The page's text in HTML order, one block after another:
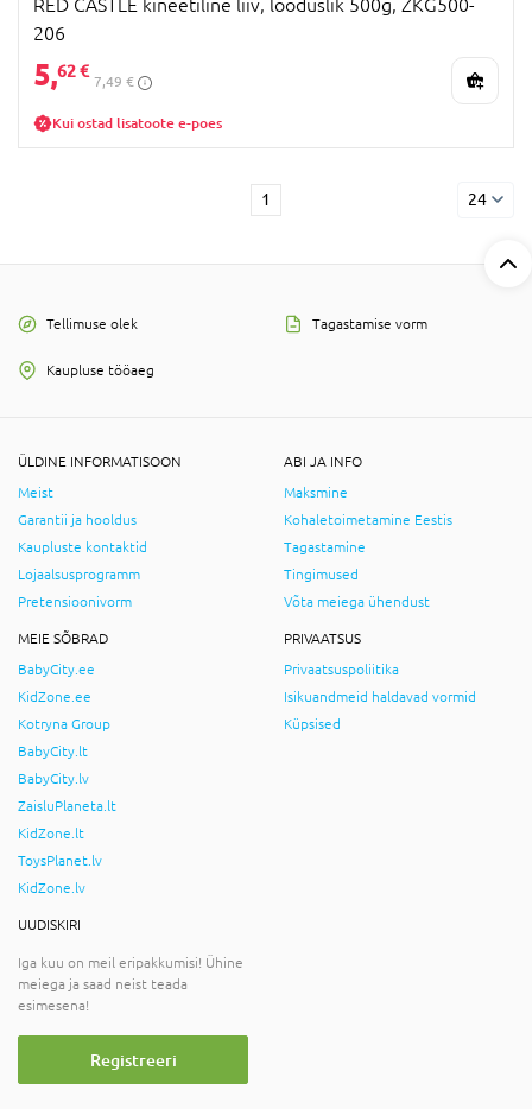
RED CASTLE kineetiline liiv, looduslik 500g, ZKG500-
206
5,62 €
7,49 €
Kui ostad lisatoote e-poes
1 24
Tellimuse olek Tagastamise vorm
Kaupluse tööaeg
ÜLDINE INFORMATISOON
Meist
Garantii ja hooldus
Kaupluste kontaktid
Lojaalsusprogramm
Pretensioonivorm
ABI JA INFO
Maksmine
Kohaletoimetamine Eestis
Tagastamine
Tingimused
Võta meiega ühendust
MEIE SÕBRAD
BabyCity.ee
KidZone.ee
Kotryna Group
BabyCity.lt
BabyCity.lv
ZaisluPlaneta.lt
KidZone.lt
ToysPlanet.lv
KidZone.lv
PRIVAATSUS
Privaatsuspoliitika
Isikuandmeid haldavad vormid
Küpsised
UUDISKIRI
Iga kuu on meil eripakkumisi! Ühine
meiega ja saad neist teada
esimesena!
Registreeri